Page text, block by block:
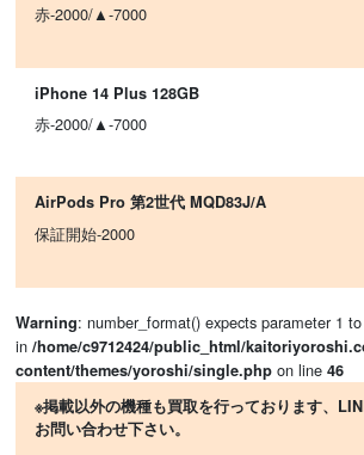
赤-2000/▲-7000
iPhone 14 Plus 128GB
赤-2000/▲-7000
AirPods Pro 第2世代 MQD83J/A
保証開始-2000
Warning: number_format() expects parameter 1
in /home/c9712424/public_html/
content/themes/yoroshi/single.phpon line 46
※掲載以外の機種も買取を行っております、
お問い合わせ下さい。